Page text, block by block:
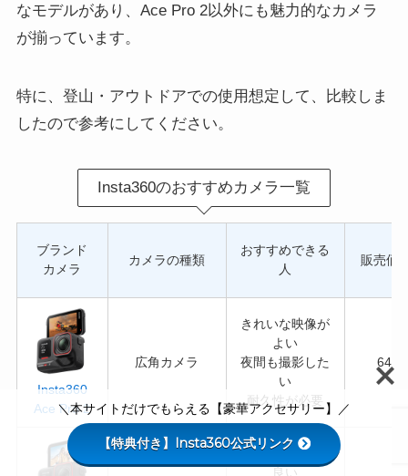
なモデルがあり、Ace Pro 2以外にも魅力的なカメラ
が揃っています。
特に、登山・アウトドアでの使用想定して、比較しま
したので参考にしてください。
Insta360のおすすめカメラ一覧
ブランド
カメラ
カメラの種類
おすすめできる
人
販売価
Insta360
Ace Pro 2
広角カメラ
きれいな映像が
よい
夜間も撮影した
い
耐久性が必要
きれいな映像が
良い
＼本サイトだけでもらえる【豪華アクセサリー】／
【特典付き】Insta360公式リンク